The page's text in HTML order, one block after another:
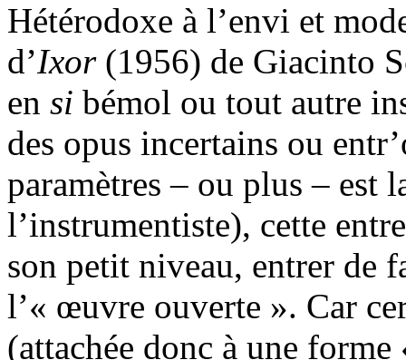
Hétérodoxe à l’envi et
d’Ixor(1956) de Giacinto
en si bémol ou tout autre
des opus incertains ou
paramètres – ou plus – est
l’instrumentiste), cette
son petit niveau, entrer de
l’« œuvre ouverte ». Car
(attachée donc à une